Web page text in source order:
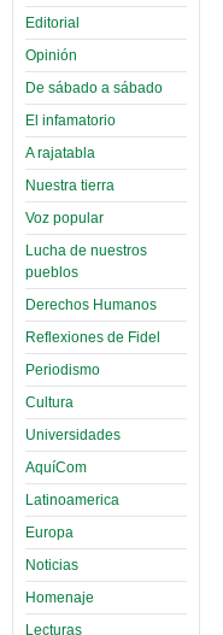
Editorial
Opinión
De sábado a sábado
El infamatorio
A rajatabla
Nuestra tierra
Voz popular
Lucha de nuestros
pueblos
Derechos Humanos
Reflexiones de Fidel
Periodismo
Cultura
Universidades
AquíCom
Latinoamerica
Europa
Noticias
Homenaje
Lecturas